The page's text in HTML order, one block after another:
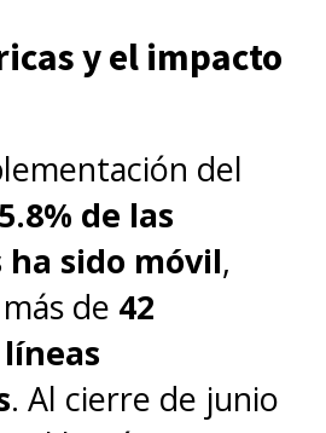
y el impacto
del
de las
sido móvil,
de 42
. Al cierre de junio